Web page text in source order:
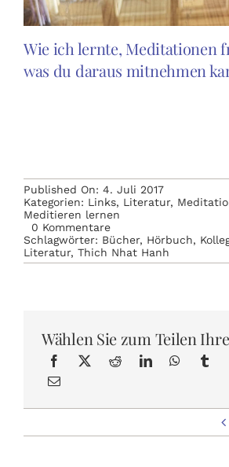
Wie ich lernte, Meditationen
was du daraus mitnehmen
Published On: 4. Juli 2017
Kategorien: Links, Literatur,
Meditieren lernen
0 Kommentareon
Hörbuch:
Ich
pflanze
Hanh
Schlagwörter: Bücher, Hörbuch,
Literatur, Thich Nhat Hanh
Wählen Sie zum Teilen